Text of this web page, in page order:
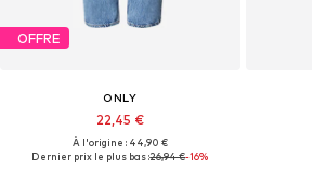
OFFRE
ONLY
22,45 €
À l'origine : 44,90 €
Dernier prix le plus bas :26,94 €-16%